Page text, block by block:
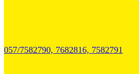
057/7582790, 7682816, 7582791